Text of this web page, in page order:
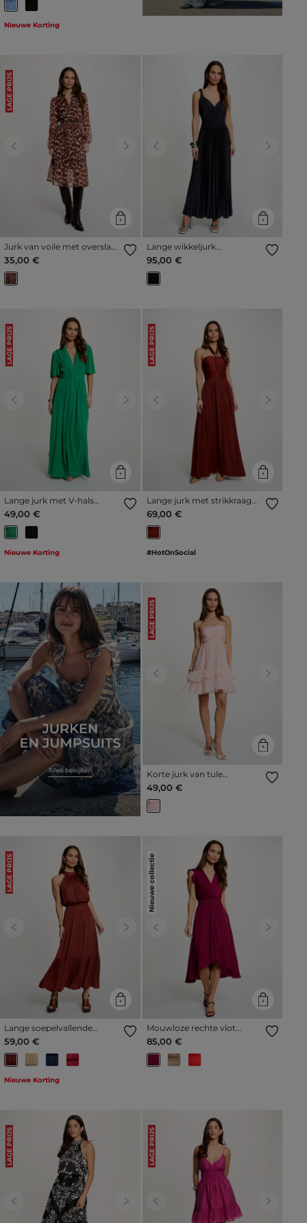
Nieuwe Korting
LAGE PRIJS
Previous Next
Jurk van voile met overslag
meerkleurig vrouw
35,00 €
Previous Next
Lange wikkeljurk
marineblauw vrouw
95,00 €
LAGE PRIJS
Previous Next
Lange jurk met V-hals
weide groen vrouw
49,00 €
Nieuwe Korting
LAGE PRIJS
Previous Next
Lange jurk met strikkraag
cognacbruin vrouw
69,00 €
#HotOnSocial
LAGE PRIJS
Previous Next
Korte jurk van tule
pastelroze vrouw
49,00 €
LAGE PRIJS
Previous Next
Lange soepelvallende
uitlopende jurk
cognacbruin vrouw
59,00 €
Nieuwe Korting
Nieuwe collectie
Previous Next
Mouwloze rechte vlot
vallende jurk pruim vrouw
85,00 €
LAGE PRIJS
Previous Next
LAGE PRIJS
Previous Next